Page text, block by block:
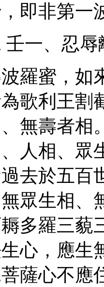
即非第一
壬一、忍辱
羅蜜，如
歌利王割
無壽者相
人相、眾
去於五百
眾生相、
多羅三藐
心，應生
薩心不應